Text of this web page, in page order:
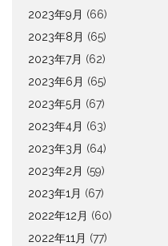
2023年9月 (66)
2023年8月 (65)
2023年7月 (62)
2023年6月 (65)
2023年5月 (67)
2023年4月 (63)
2023年3月 (64)
2023年2月 (59)
2023年1月 (67)
2022年12月 (60)
2022年11月 (77)